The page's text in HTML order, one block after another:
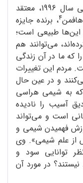
، برنده جایزه نوبل شیمی سال 1996، معتقد
4، برنده جایزه
«همه این‌ها طبیعی است؛
می‌توانند هم
که ما در آن زندگی
مردم این تغییرات
و در عین حال
به شیمی هراسی
آسیب را نادیده
است و می‌تواند
فهمیدن شیمی و
از علم شیمی». وی
توانایی سود و
در مورد آن